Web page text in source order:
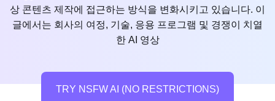
상 콘텐츠 제작에 접근하는 방식을 변화시키고 있습니다. 이
글에서는 회사의 여정, 기술, 응용 프로그램 및 경쟁이 치열
한 AI 영상
TRY NSFW AI (NO RESTRICTIONS)